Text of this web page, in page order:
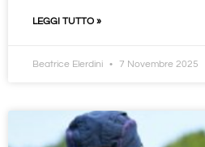
LEGGI TUTTO »
Beatrice Elerdini 7 Novembre 2025